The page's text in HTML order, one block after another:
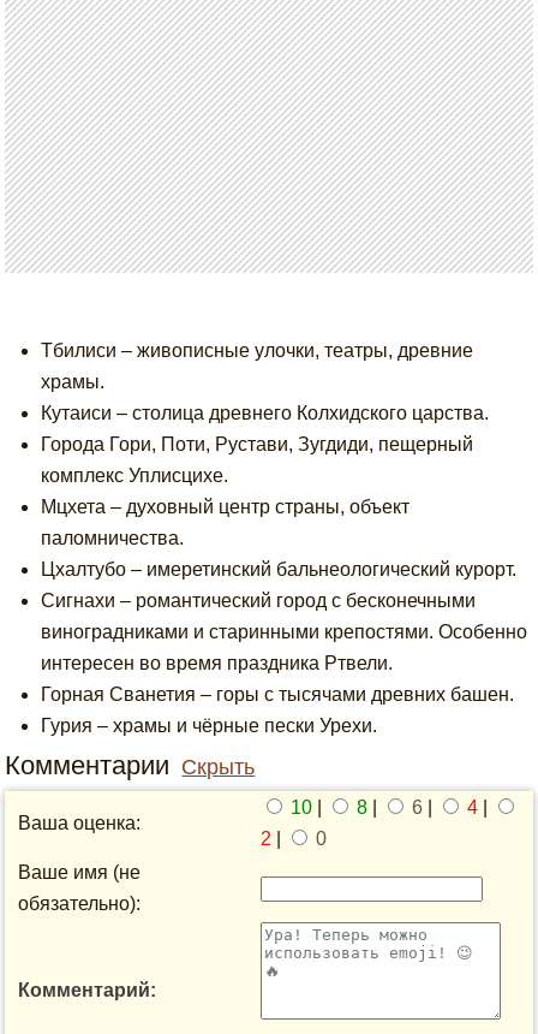
Тбилиси – живописные улочки, театры, древние
храмы.
Кутаиси – столица древнего Колхидского царства.
Города Гори, Поти, Рустави, Зугдиди, пещерный
комплекс Уплисцихе.
Мцхета – духовный центр страны, объект
паломничества.
Цхалтубо – имеретинский бальнеологический курорт.
Сигнахи – романтический город с бесконечными
виноградниками и старинными крепостями. Особенно
интересен во время праздника Ртвели.
Горная Сванетия – горы с тысячами древних башен.
Гурия – храмы и чёрные пески Урехи.
Комментарии Скрыть
Ваша оценка:
10 8 6 4
2
0
Ваше имя (не
обязательно):
Комментарий: